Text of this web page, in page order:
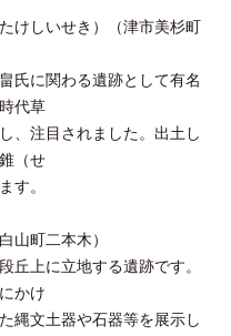
けしいせき）（津市美杉町
に関わる遺跡として有名
代草
、注目されました。出土し
（せ
す。
山町二本木）
上に立地する遺跡です。
かけ
縄文土器や石器等を展示し